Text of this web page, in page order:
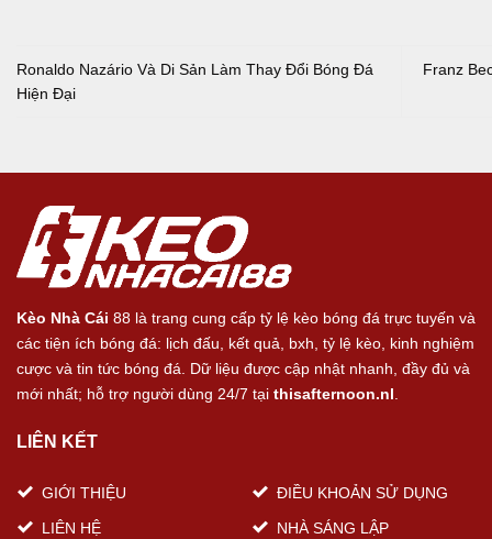
Ronaldo Nazário Và Di Sản Làm Thay Đổi Bóng Đá
Hiện Đại
Franz
Kèo Nhà Cái 88 là trang cung cấp tỷ lệ kèo bóng đá trực tuyến và
các tiện ích bóng đá: lịch đấu, kết quả, bxh, tỷ lệ kèo, kinh nghiệm
cược và tin tức bóng đá. Dữ liệu được cập nhật nhanh, đầy đủ và
mới nhất; hỗ trợ người dùng 24/7 tại thisafternoon.nl
LIÊN KẾT
GIỚI THIỆU
ĐIỀU KHOẢN SỬ DỤNG
LIÊN HỆ
NHÀ SÁNG LẬP